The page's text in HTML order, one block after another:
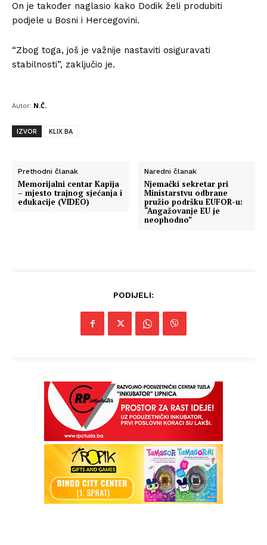
On je također naglasio kako Dodik želi produbiti
podjele u Bosni i Hercegovini.
“Zbog toga, još je važnije nastaviti osiguravati
stabilnosti”, zaključio je.
Autor: N.Č.
IZVOR KLIX.BA
Prethodni članak
Memorijalni centar Kapija
– mjesto trajnog sjećanja i
edukacije (VIDEO)
Naredni članak
Njemački sekretar pri
Ministarstvu odbrane
pružio podršku EUFOR-u:
“Angažovanje EU je
neophodno”
PODIJELI: